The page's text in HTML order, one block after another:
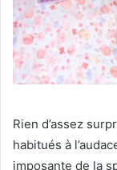
Rien d’assez
habitués à
imposante de la